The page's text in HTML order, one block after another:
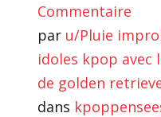
Commentaire
par u/Pluie
idoles kpop avec
de golden
dans